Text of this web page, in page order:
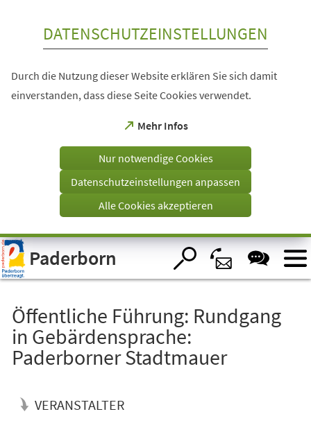
Visuelle
Assistenzsoftware
öffnen.
DATENSCHUTZEINSTELLUNGEN
Durch die Nutzung dieser Website erklären Sie sich damit
einverstanden, dass diese Seite Cookies verwendet.
Mehr Infos
(Öffnet
einem
Tab)
Nur notwendige Cookies
Datenschutzeinstellungen anpassen
Alle Cookies akzeptieren
Paderborn
Öffentliche Führung: Rundgang
in Gebärdensprache:
Paderborner Stadtmauer
VERANSTALTER